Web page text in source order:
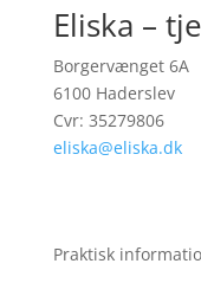
Eliska –
Borgervænget 6A
6100 Haderslev
Cvr: 35279806
eliska@eliska.dk
Praktisk